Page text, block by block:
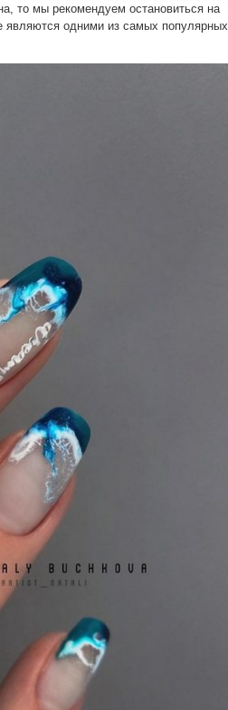
то мы рекомендуем остановиться на
являются одними из самых популярных